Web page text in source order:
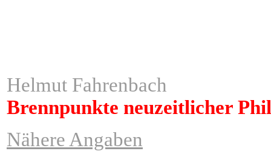
Helmut Fahrenbach
Brennpunkte neuzeitlicher
Nähere Angaben